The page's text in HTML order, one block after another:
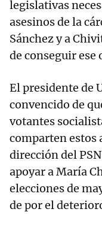
legislativas
asesinos de la
Sánchez y a
de conseguir
El presidente de
convencido de
votantes
comparten estos
dirección del
apoyar a María
elecciones de
de por el